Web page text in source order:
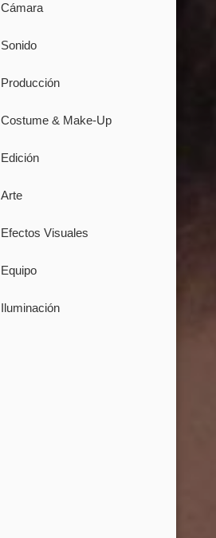
Cámara
Sonido
Producción
Costume & Make-Up
Edición
Arte
Efectos Visuales
Equipo
Iluminación